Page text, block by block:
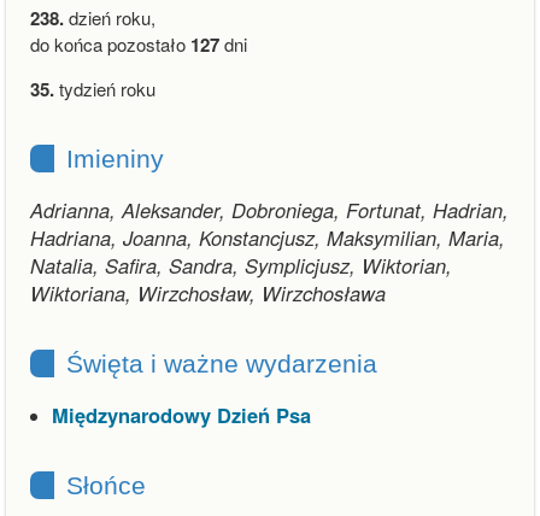
238.dzień roku,
do końca pozostało 127dni
35.tydzień roku
Imieniny
Adrianna, Aleksander, Dobroniega, Fortunat, Hadrian,
Hadriana, Joanna, Konstancjusz, Maksymilian, Maria,
Natalia, Safira, Sandra, Symplicjusz, Wiktorian,
Wiktoriana, Wirzchosław, Wirzchosława
Święta i ważne wydarzenia
Międzynarodowy Dzień Psa
Słońce